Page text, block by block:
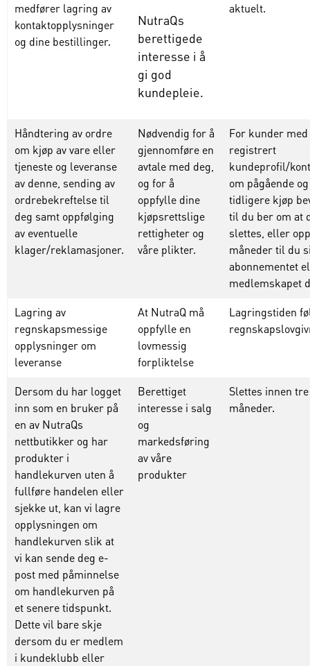
medfører lagring av
kontaktopplysninger
og dine bestillinger.
NutraQs
berettigede
interesse i å
gi god
kundepleie.
aktuelt.
Håndtering av ordre
om kjøp av vare eller
tjeneste og leveranse
av denne, sending av
ordrebekreftelse til
deg samt oppfølging
av eventuelle
klager/reklamasjoner.
Nødvendig for å
gjennomføre en
avtale med deg,
og for å
oppfylle dine
kjøpsrettslige
rettigheter og
våre plikter.
For kunder med
registrert
kundeprofil/
om pågående og
tidligere kjøp
til du ber om at
slettes, eller
månedertil du
abonnementet
medlemskapet
Lagring av
regnskapsmessige
opplysninger om
leveranse
At NutraQ må
oppfylle en
lovmessig
forpliktelse
Lagringstiden
Dersom du har logget
inn som en bruker på
en av NutraQs
nettbutikker og har
produkter i
handlekurven uten å
fullføre handelen eller
sjekke ut, kan vi lagre
opplysningen om
handlekurven slik at
vi kan sende deg e-
post med påminnelse
om handlekurven på
et senere tidspunkt.
Dette vil bare skje
dersom du er medlem
i kundeklubb eller
Berettiget
interesse i salg
og
markedsføring
av våre
produkter
Slettes innen tre
måneder.